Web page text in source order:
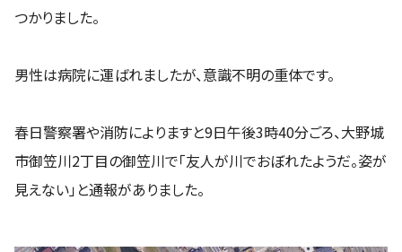
つかりました。
男性は病院に運ばれましたが、意識不明の重体です。
春日警察署や消防によりますと9日午後3時40分ごろ、大野城
市御笠川2丁目の御笠川で「友人が川でおぼれたようだ。姿が
見えない」と通報がありました。